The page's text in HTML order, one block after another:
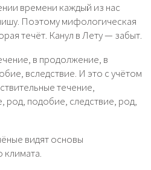
времени каждый из нас
Поэтому мифологическая
течёт. Канул в Лету — забыт.
в продолжение, в
вследствие. И это с учётом
течение,
род, подобие, следствие, род,
видят основы
климата.